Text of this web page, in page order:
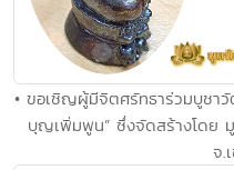
• ขอเชิญผู้มีจิตศรัทธาร่วมบูชา
บุญเพิ่มพูน” ซึ่งจัดสร้างโดย
จ.